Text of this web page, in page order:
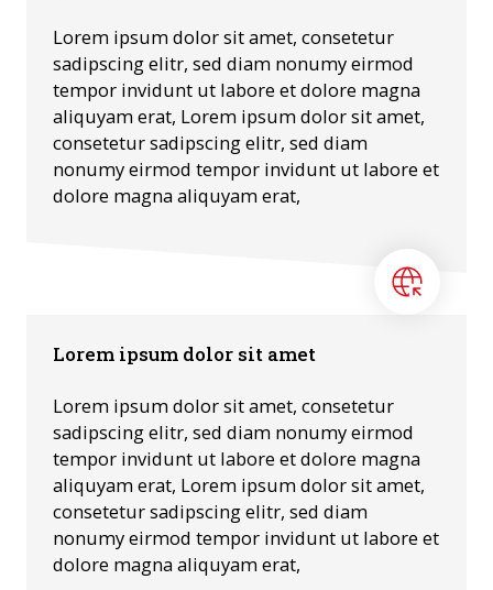
Lorem ipsum dolor sit amet, consetetur
sadipscing elitr, sed diam nonumy eirmod
tempor invidunt ut labore et dolore magna
aliquyam erat, Lorem ipsum dolor sit amet,
consetetur sadipscing elitr, sed diam
nonumy eirmod tempor invidunt ut labore et
dolore magna aliquyam erat,
Lorem ipsum dolor sit amet
Lorem ipsum dolor sit amet, consetetur
sadipscing elitr, sed diam nonumy eirmod
tempor invidunt ut labore et dolore magna
aliquyam erat, Lorem ipsum dolor sit amet,
consetetur sadipscing elitr, sed diam
nonumy eirmod tempor invidunt ut labore et
dolore magna aliquyam erat,